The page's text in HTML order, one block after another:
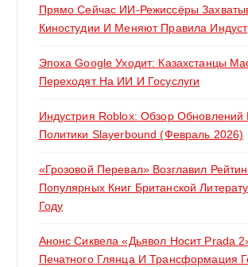
Прямо Сейчас ИИ-Режиссёры
Киностудии И Меняют Правила
Эпоха Google Уходит: Казахстанцы
Переходят На ИИ И Госуслуги
Индустрия Roblox: Обзор Обновлений
Политики Slayerbound (февраль 2026)
«Грозовой Перевал» Возглавил
Популярных Книг Британской
Году
Анонс Сиквела «Дьявол Носит Prada
Печатного Глянца И Трансформация